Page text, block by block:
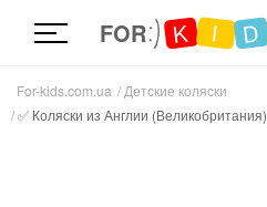
FOR K I D
For-kids.com.ua
Детские коляски
✅ Коляски из Англии (Великобритания)